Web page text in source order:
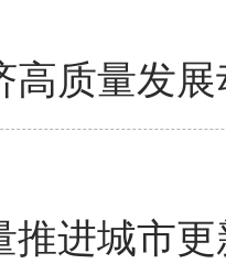
高质量发
推进城市